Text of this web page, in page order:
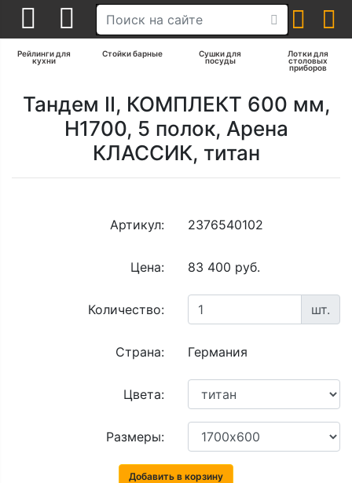
Рейлинги для
кухни
Стойки барные Сушки для
посуды
Лотки для
столовых
приборов
Тандем II, КОМПЛЕКТ 600 мм,
Н1700, 5 полок, Арена
КЛАССИК, титан
Артикул: 2376540102
Цена: 83 400 руб.
Количество: шт.
Страна: Германия
Цвета:
Размеры:
Добавить в корзину